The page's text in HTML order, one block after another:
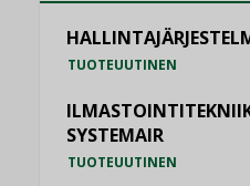
TUOTEUUTINEN
SYSTEMAIR
TUOTEUUTINEN